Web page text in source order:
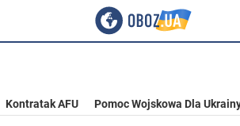
Kontratak AFU Pomoc Wojskowa Dla